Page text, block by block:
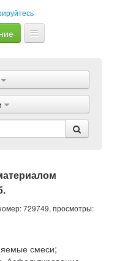
729749, просмотры:
смеси;